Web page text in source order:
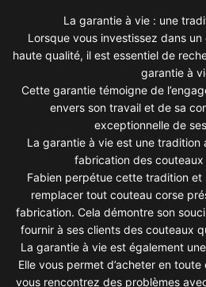
La garantie à vie : une
Lorsque vous investissez dans
haute qualité, il est essentiel de
garantie à
Cette garantie témoigne de
envers son travail et de sa
exceptionnelle de
La garantie à vie est une tradition
fabrication des couteaux
Fabien perpétue cette tradition et
remplacer tout couteau corse
fabrication. Cela démontre son
fournir à ses clients des couteaux
La garantie à vie est également
Elle vous permet d’acheter en
vous rencontrez des problèmes